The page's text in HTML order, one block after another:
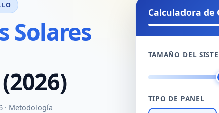
Solares
· Metodología
Calculadora de
TAMAÑO DEL
TIPO DE PANEL